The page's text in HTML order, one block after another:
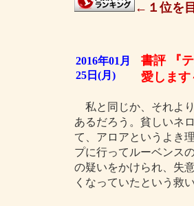
←１位を
2016年01月
25日(月)
書評 『
愛しま
私と同じか、それよ
あるだろう。貧しいネ
て、アロアというよき
プに行ってルーベンス
の疑いをかけられ、失
くなっていたという救